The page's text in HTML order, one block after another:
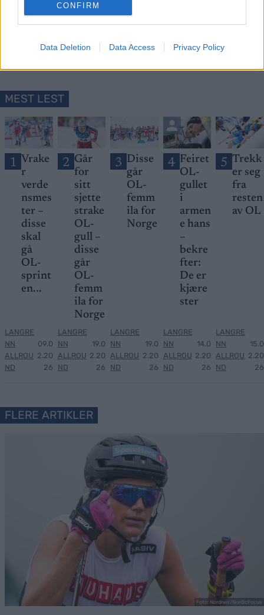
CONFIRM
Data Deletion Data Access Privacy Policy
Meld deg på
MEST LEST
1 Vrake
r
verde
nsmes
ter –
disse
skal
gå
OL-
sprint
en...
LANGRE
NN
ALLROU
ND
09.0
2.20
26
2 Går
for
sitt
sjette
strake
OL-
gull –
disse
går
OL-
femm
ila for
Norge
LANGRE
NN
ALLROU
ND
19.0
2.20
26
3 Disse
går
OL-
femm
ila for
Norge
LANGRE
NN
ALLROU
ND
19.0
2.20
26
4 Feiret
OL-
gullet
i
armen
e hans
–
bekre
fter:
De er
kjære
ster
LANGRE
NN
ALLROU
ND
14.0
2.20
26
5 Trekk
er seg
fra
resten
av OL
LANGRE
NN
ALLROU
ND
15.0
2.20
26
FLERE ARTIKLER
Foto: Nordnes/NordicFocus